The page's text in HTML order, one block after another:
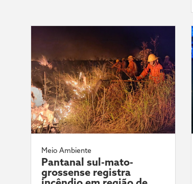
Meio Ambiente
Pantanal sul-mato-
grossense registra